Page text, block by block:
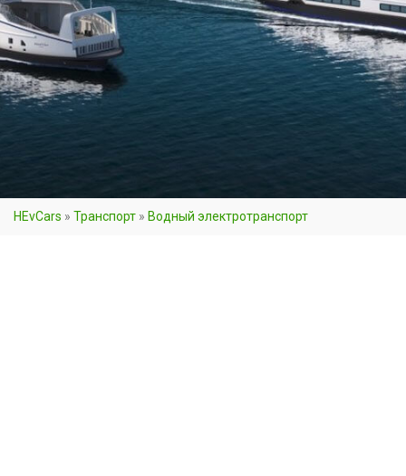
HEvCars » Транспорт » Водный электротранспорт